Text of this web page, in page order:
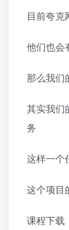
目前夸克
他们也会
那么我们
其实我们
务
这样一个
这个项目
课程下载